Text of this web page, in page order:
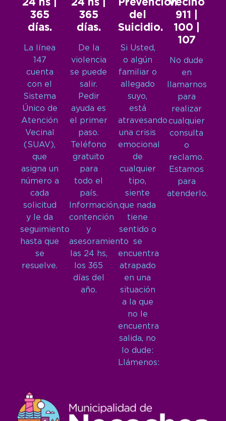
24 hs |
365
días.
La línea
147
cuenta
con el
Sistema
Único de
Atención
Vecinal
(SUAV),
que
asigna un
número a
cada
solicitud
y le da
seguimiento
hasta que
se
resuelve.
24 hs |
365
días.
De la
violencia
se puede
salir.
Pedir
ayuda es
el primer
paso.
Teléfono
gratuito
para
todo el
país.
Información,
contención
y
asesoramiento
las 24 hs,
los 365
días del
año.
Prevención
del
Suicidio.
Si Usted,
o algún
familiar o
allegado
suyo,
está
atravesando
una crisis
emocional
de
cualquier
tipo,
siente
que nada
tiene
sentido o
se
encuentra
atrapado
en una
situación
a la que
no le
encuentra
salida, no
lo dude:
Llámenos:
Vecino
911 |
100 |
107
No dude
en
llamarnos
para
realizar
cualquier
consulta
o
reclamo.
Estamos
para
atenderlo.